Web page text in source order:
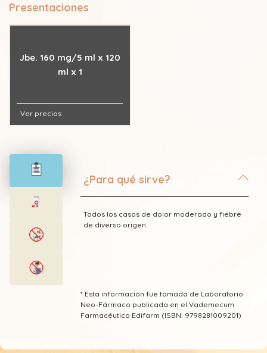
Presentaciones
Jbe. 160 mg/5 ml x 120
ml x 1
Ver precios
¿Para qué sirve?
Todos los casos de dolor moderado y fiebre
de diverso origen.
* Esta información fue tomada de Laboratorio
Neo-Fármaco publicada en el Vademecum
Farmacéutico Edifarm (ISBN: 9798281009201)